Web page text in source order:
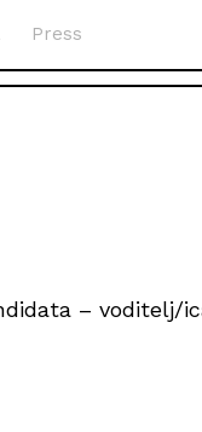
Press
– voditelj/